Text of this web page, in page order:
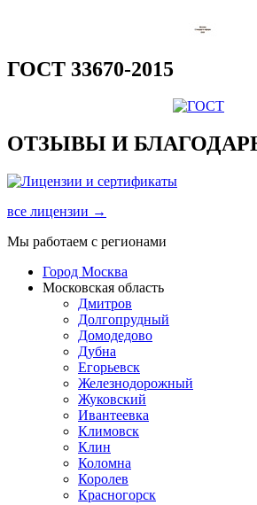
ГОСТ 33670-2015
ОТЗЫВЫ И
все лицензии →
Мы работаем с регионами
Город Москва
Московская область
Дмитров
Долгопрудный
Домодедово
Дубна
Егорьевск
Железнодорожный
Жуковский
Ивантеевка
Климовск
Клин
Коломна
Королев
Красногорск